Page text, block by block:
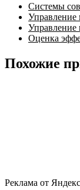
Системы
Управление
Управление
Оценка
Похожие
Реклама от Яндекс